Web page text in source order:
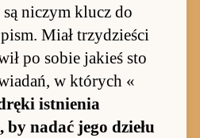
ni­czym klucz do
Miał trzydzie­ści
po so­bie ja­kieś sto
w których «
ist­nie­nia
by nadać jego dziełu